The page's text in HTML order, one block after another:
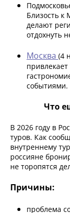
Близость к
делают
отдохнуть
Москва (4
событиями.
Что
В 2026 году в
туров. Как
внутреннему
россияне
не торопятся
Причины:
проблема